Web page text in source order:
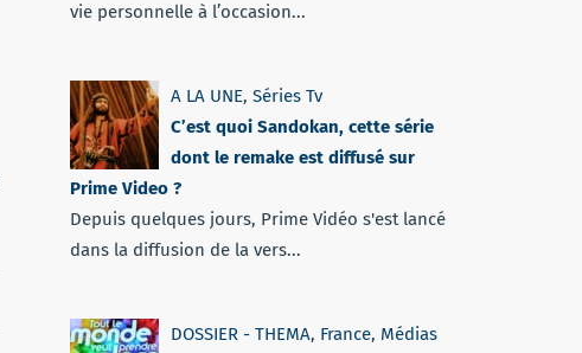
vie personnelle à l’occasion...
A LA UNE, Séries Tv
C’est quoi Sandokan, cette série
dont le remake est diffusé sur
Prime Video ?
Depuis quelques jours, Prime Vidéo s'est lancé
dans la diffusion de la vers...
DOSSIER - THEMA, France, Médias